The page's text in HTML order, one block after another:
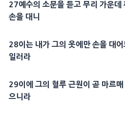
27예수의 소문을 듣고 무리 가운데
손을 대니
28이는 내가 그의 옷에만 손을 대
일러라
29이에 그의 혈루 근원이 곧 마르
으니라